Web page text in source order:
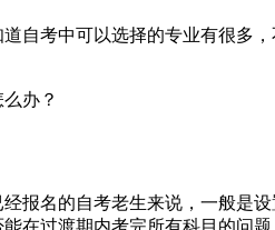
自考中可以选择的专业有很多
报名的自考老生来说，一般是
过渡期内考完所有科目的问